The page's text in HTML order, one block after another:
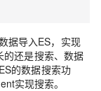
据导入ES，实现
的还是搜索、数据
的数据搜索功
实现搜索。